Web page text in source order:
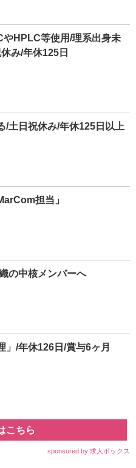
やHPLC等使用/理系出身未
み/年休125日
/土日祝休み/年休125日以上
担当」
の中核メンバーへ
」/年休126日/賞与6ヶ月
こちら
sponsored by 求人ボックス